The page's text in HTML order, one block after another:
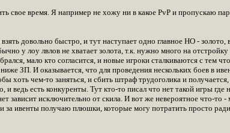
свое время. Я например не хожу ни в какое PvP и пропускаю
довольно быстро, и тут наступает одно главное НО - золото,
у лоу лвлов не хватает золота, т.к. нужно много на
мало кто согласится, и новые игроки сталкиваются с тем
ЗП. И оказывается, что для проведения нескольких боев в
хоть чем-то заняться, и сбить штраф трудоголика и
ведь есть конкуренты. Тут кто-то писал что нет такой игры где
зависит исключительно от скила. И вот же невероятное что-то
за ивенты получаю плюшки, которые могу потратить просто